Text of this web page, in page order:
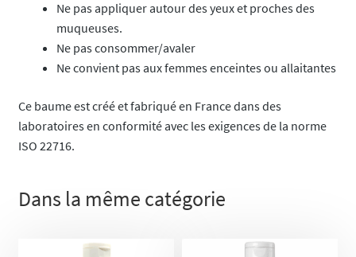
Ne pas appliquer autour des yeux et proches des
muqueuses.
Ne pas consommer/avaler
Ne convient pas aux femmes enceintes ou allaitantes
Ce baume est créé et fabriqué en France dans des
laboratoires en conformité avec les exigences de la norme
ISO 22716.
Dans la même catégorie